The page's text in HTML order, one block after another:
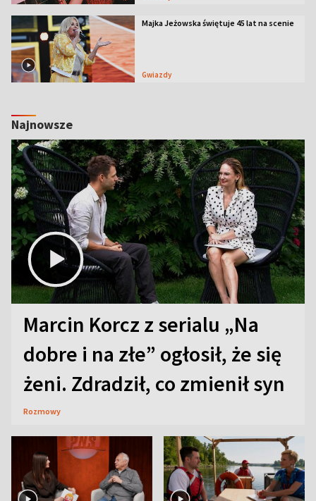
Majka Jeżowska świętuje 45 lat na scenie
Gwiazdy
Najnowsze
Marcin Korcz z serialu „Na
dobre i na złe” ogłosił, że się
żeni. Zdradził, co zmienił syn
Rozmowy